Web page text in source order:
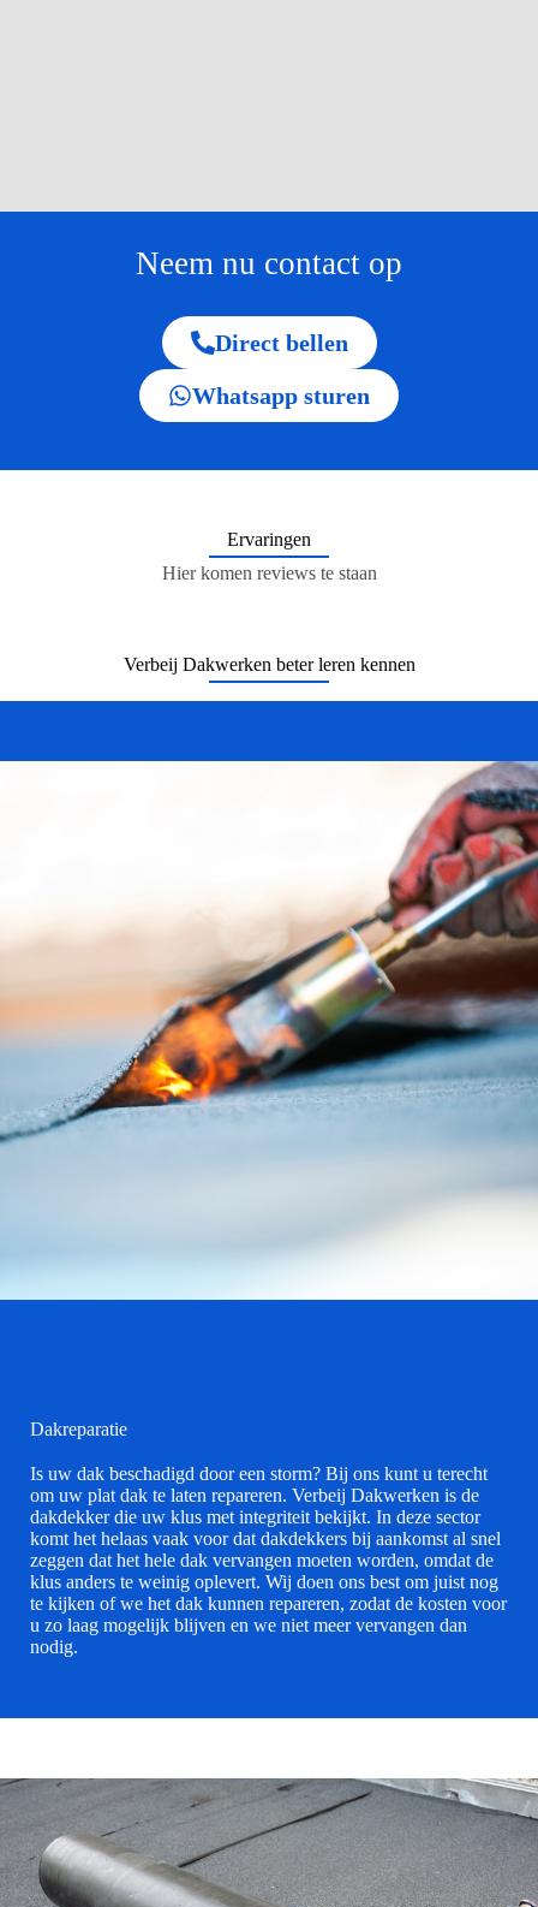
Neem nu contact op
Direct bellen
Whatsapp sturen
Ervaringen
Hier komen reviews te staan
Verbeij Dakwerken beter leren kennen
Dakreparatie
Is uw dak beschadigd door een storm? Bij ons kunt u terecht
om uw plat dak te laten repareren. Verbeij Dakwerken is de
dakdekker die uw klus met integriteit bekijkt. In deze sector
komt het helaas vaak voor dat dakdekkers bij aankomst al snel
zeggen dat het hele dak vervangen moeten worden, omdat de
klus anders te weinig oplevert. Wij doen ons best om juist nog
te kijken of we het dak kunnen repareren, zodat de kosten voor
u zo laag mogelijk blijven en we niet meer vervangen dan
nodig.